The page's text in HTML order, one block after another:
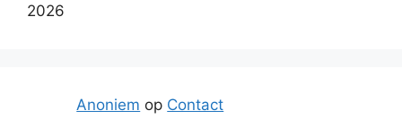
2026
Anoniem op Contact